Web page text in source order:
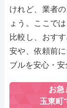
けれど、業者
ょう。ここで
比較し、おす
安や、依頼前
ブルを安心・安
お急
玉東町